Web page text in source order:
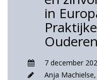
in
7 december
Anja Machielse,